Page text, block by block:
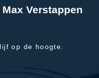
Verstappen
op de hoogte.